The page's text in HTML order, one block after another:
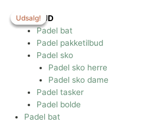
indholdet
TILBUD
Padel bat
Padel pakketilbud
Padel sko
Padel sko herre
Padel sko dame
Padel tasker
Padel bolde
Padel bat
Udsalg!
Udsalg!
Udsalg!